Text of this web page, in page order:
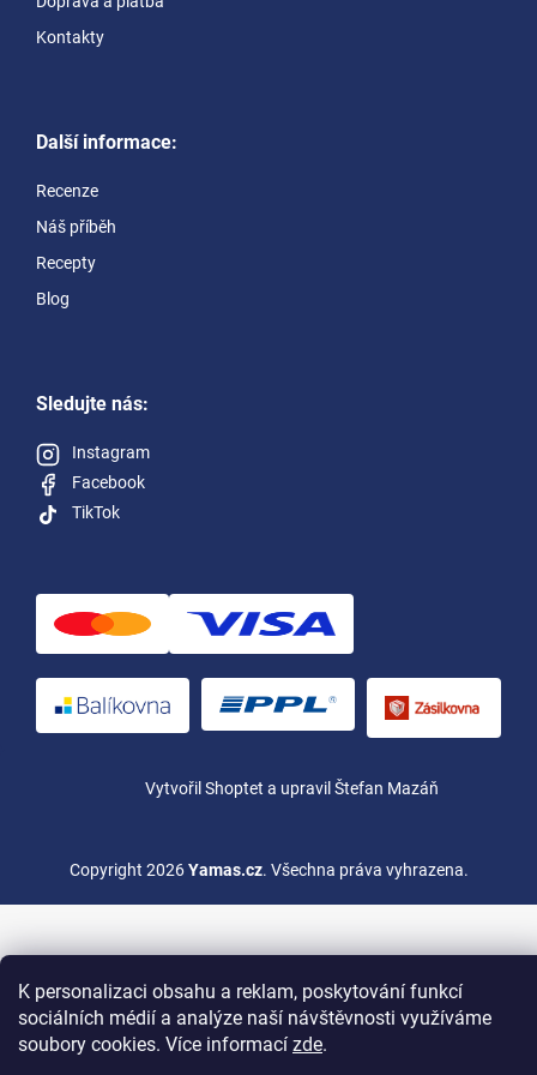
K personalizaci obsahu a reklam, poskytování funkcí
sociálních médií a analýze naší návštěvnosti využíváme
soubory cookies. Více informací zde.
Kontakty
Další informace:
Recenze
Náš příběh
Recepty
Blog
Sledujte nás:
Instagram
Facebook
TikTok
Vytvořil Shoptet a upravil Štefan Mazáň
Copyright 2026Yamas.cz. Všechna práva vyhrazena.